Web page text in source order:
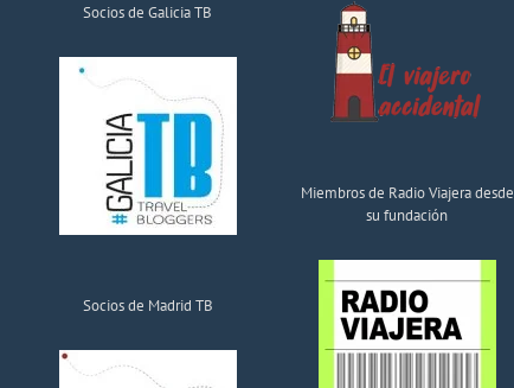
Socios de Galicia TB
Socios de Madrid TB
Miembros de Radio Viajera desde
su fundación